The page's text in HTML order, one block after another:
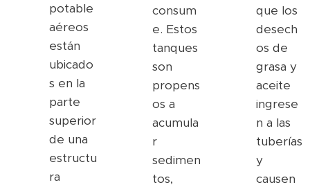
potable
aéreos
están
ubicado
s en la
parte
superior
de una
estructu
ra
consum
e. Estos
tanques
son
propens
os a
acumula
r
sedimen
tos,
que los
desech
os de
grasa y
aceite
ingrese
n a las
tuberías
y
causen